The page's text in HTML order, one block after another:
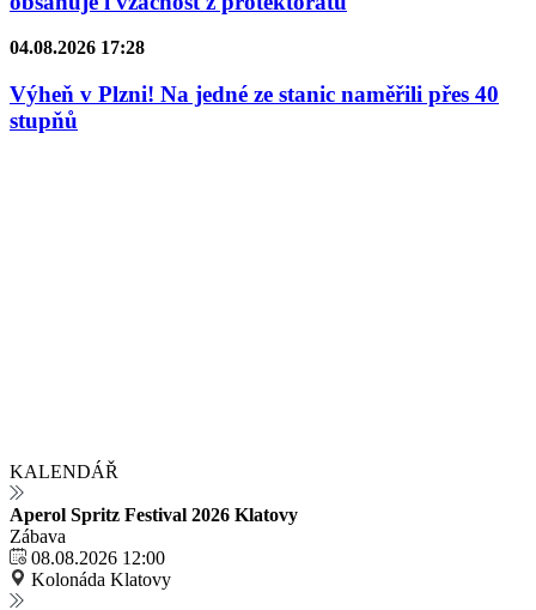
04.08.2026 17:28
Výheň v Plzni! Na jedné ze stanic naměřili přes 40
stupňů
KALENDÁŘ
Aperol Spritz Festival 2026 Klatovy
Zábava
08.08.2026 12:00
Kolonáda Klatovy